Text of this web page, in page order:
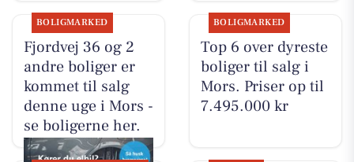
BOLIGMARKED
Fjordvej 36 og 2
andre boliger er
kommet til salg
denne uge i Mors -
se boligerne her.
BOLIGMARKED
Top 6 over dyreste
boliger til salg i
Mors. Priser op til
7.495.000 kr